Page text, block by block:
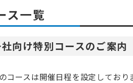
ス一覧
向け特別コースのご案内
コースは開催日程を設定しており